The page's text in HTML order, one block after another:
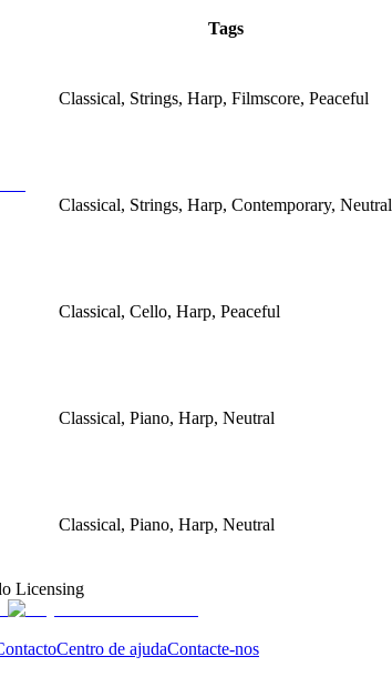
Tags
Classical, Strings, Harp, Filmscore, Peaceful
Classical, Strings, Harp, Contemporary, Neutral
Classical, Cello, Harp, Peaceful
Classical, Piano, Harp, Neutral
Classical, Piano, Harp, Neutral
Licensing
Centro de ajudaContacte-nos